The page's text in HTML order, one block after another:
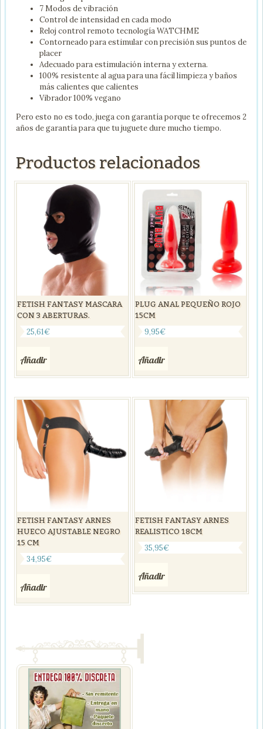
7 Modos de vibración
Control de intensidad en cada modo
Reloj control remoto tecnología WATCHME
Contorneado para estimular con precisión sus puntos de
placer
Adecuado para estimulación interna y externa.
100% resistente al agua para una fácil limpieza y baños
más calientes que calientes
Vibrador 100% vegano
Pero esto no es todo, juega con garantía porque te ofrecemos 2
años de garantía para que tu juguete dure mucho tiempo.
Productos relacionados
FETISH FANTASY MASCARA
CON 3 ABERTURAS.
25,61€
Añadir
PLUG ANAL PEQUEÑO ROJO
15CM
9,95€
Añadir
FETISH FANTASY ARNES
HUECO AJUSTABLE NEGRO
15 CM
34,95€
Añadir
FETISH FANTASY ARNES
REALISTICO 18CM
35,95€
Añadir